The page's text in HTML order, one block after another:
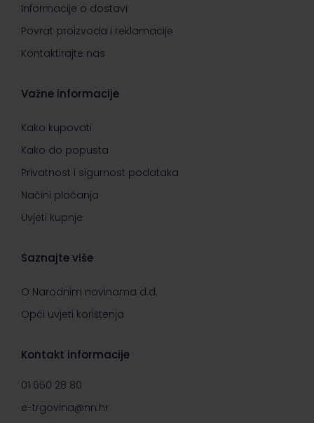
Informacije o dostavi
Povrat proizvoda i reklamacije
Kontaktirajte nas
Važne informacije
Kako kupovati
Kako do popusta
Privatnost i sigurnost podataka
Načini plaćanja
Uvjeti kupnje
Saznajte više
O Narodnim novinama d.d.
Opći uvjeti korištenja
Kontakt informacije
01 650 28 80
e-trgovina@nn.hr